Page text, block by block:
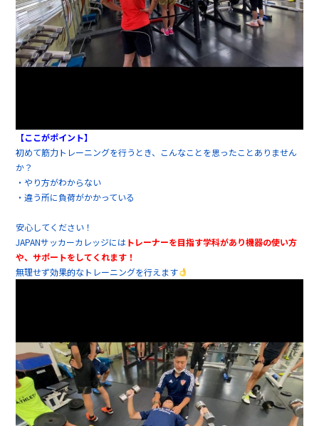
【ここがポイント】
初めて筋力トレーニングを行うとき、こんなことを思ったことありません
か？
・やり方がわからない
・違う所に負荷がかかっている
安心してください！
JAPANサッカーカレッジにはトレーナーを目指す学科があり機器の使い方
や、サポートをしてくれます！
無理せず効果的なトレーニングを行えます